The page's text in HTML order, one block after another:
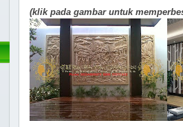
(klik pada gambar untuk